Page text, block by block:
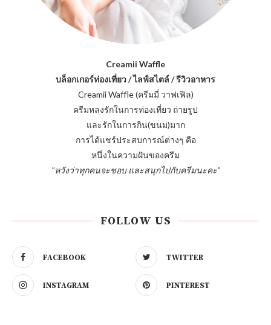
Creamii Waffle
บล็อกเกอร์ท่องเที่ยว / ไลฟ์สไตล์ / รีวิวอาหาร
Creamii Waffle (ครีมมี่ วาฟเฟิล)
ครีมหลงรักในการท่องเที่ยว ถ่ายรูป
และรักในการกิน(ขนม)มาก
การได้แชร์ประสบการณ์ต่างๆ คือ
หนึ่งในความฝันของครีม
"หวังว่าทุกคนจะชอบ และสนุกไปกับครีมนะคะ"
FOLLOW US
FACEBOOK TWITTER
INSTAGRAM PINTEREST